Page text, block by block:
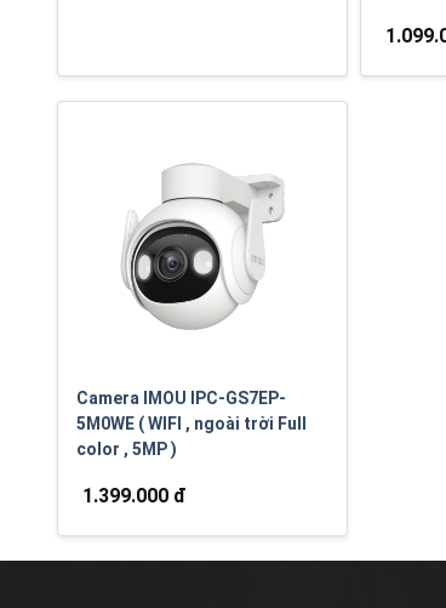
Camera IMOU IPC-GS7EP-
5M0WE ( WIFI , ngoài trời Full
color , 5MP )
1.399.000 đ